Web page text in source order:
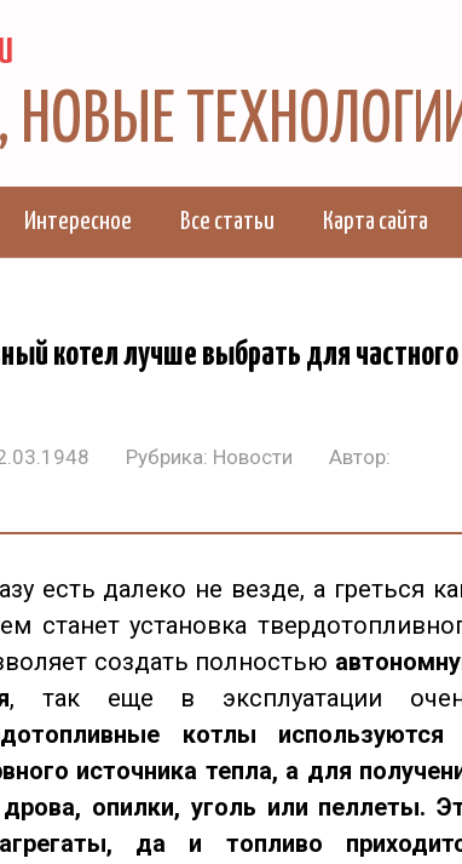
НОВЫЕ
Интересное Все статьи Карта сайта
котел лучше выбрать для частного
Рубрика: Новости
Автор:
есть далеко не везде, а греться
станет установка
создать полностью
, так еще в эксплуатации
котлы используются
источника тепла, а для
дрова, опилки, уголь или пеллеты.
да и топливо